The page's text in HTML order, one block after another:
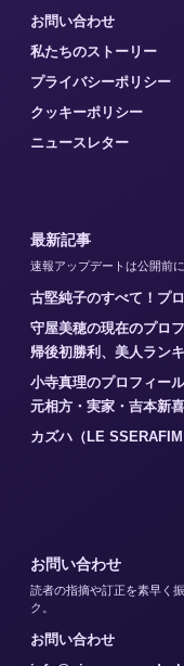
お問い合わせ
私たちのストーリー
プライバシーポリシー
クッキーポリシー
ニュースレター
最新記事
速報アップデートは公開前
古堅純子のすべて！プ
守屋美穂の現在のプロ
帰後初勝利、美人ラン
小寺真理のプロフィー
元相方・実家・吉本新
カズハ（LE
お問い合わせ
読者の指摘や訂正を素早く
ク。
お問い合わせ